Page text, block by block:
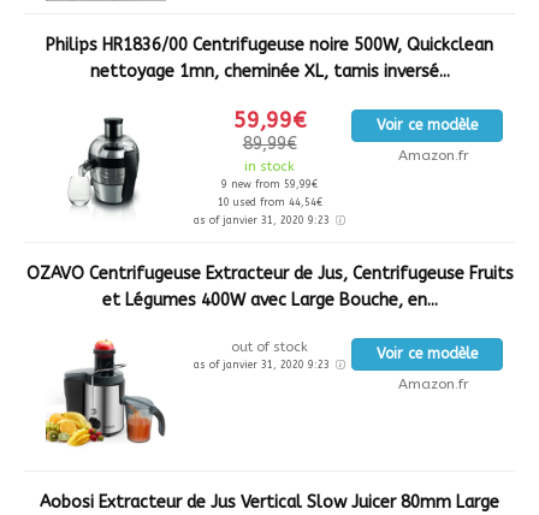
Philips HR1836/00 Centrifugeuse noire 500W, Quickclean
nettoyage 1mn, cheminée XL, tamis inversé...
59,99€
89,99€
in stock
9 new from 59,99€
10 used from 44,54€
as of janvier 31, 2020 9:23
Voir ce modèle
Amazon.fr
OZAVO Centrifugeuse Extracteur de Jus, Centrifugeuse Fruits
et Légumes 400W avec Large Bouche, en...
out of stock
as of janvier 31, 2020 9:23
Voir ce modèle
Amazon.fr
Aobosi Extracteur de Jus Vertical Slow Juicer 80mm Large